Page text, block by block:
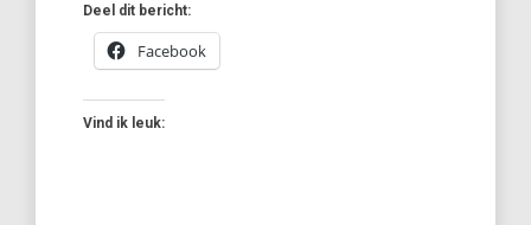
Deel dit bericht:
Facebook
Vind ik leuk: